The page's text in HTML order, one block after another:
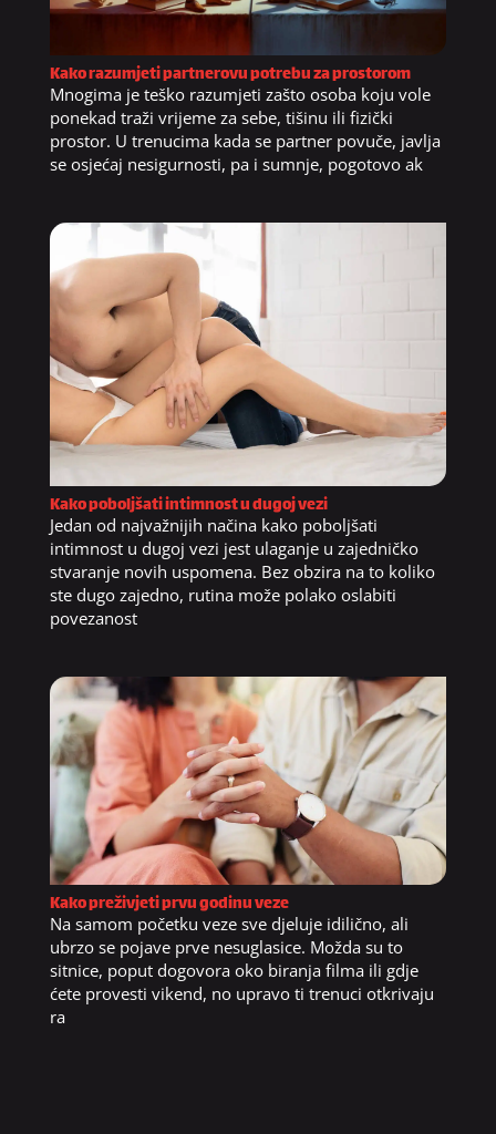
Kako razumjeti partnerovu potrebu za prostorom
Mnogima je teško razumjeti zašto osoba koju vole
ponekad traži vrijeme za sebe, tišinu ili fizički
prostor. U trenucima kada se partner povuče, javlja
se osjećaj nesigurnosti, pa i sumnje, pogotovo ak
Kako poboljšati intimnost u dugoj vezi
Jedan od najvažnijih načina kako poboljšati
intimnost u dugoj vezi jest ulaganje u zajedničko
stvaranje novih uspomena. Bez obzira na to koliko
ste dugo zajedno, rutina može polako oslabiti
povezanost
Kako preživjeti prvu godinu veze
Na samom početku veze sve djeluje idilično, ali
ubrzo se pojave prve nesuglasice. Možda su to
sitnice, poput dogovora oko biranja filma ili gdje
ćete provesti vikend, no upravo ti trenuci otkrivaju
ra